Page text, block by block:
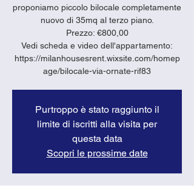
proponiamo piccolo bilocale completamente
nuovo di 35mq al terzo piano.
Prezzo: €800,00
Vedi scheda e video dell'appartamento:
https://milanhousesrent.wixsite.com/homep
age/bilocale-via-ornate-rif83
Purtroppo è stato raggiunto il
limite di iscritti alla visita per
questa data
Scopri le prossime date